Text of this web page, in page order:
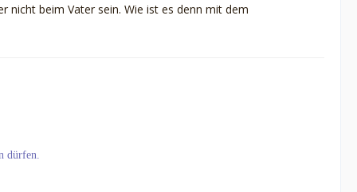
nicht beim Vater sein. Wie ist es denn mit dem
dürfen.